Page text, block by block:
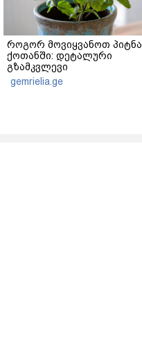
როგორ მოვიყვანოთ პიტნა
ქოთანში: დეტალური
გზამკვლევი
gemrielia.ge